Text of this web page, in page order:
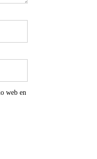
web en